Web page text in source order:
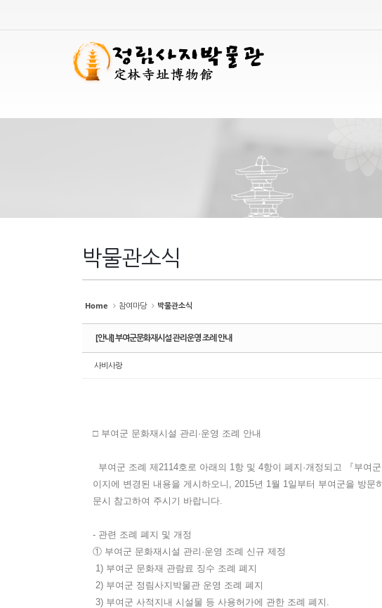
박물관소식
Home 참여마당 박물관소식
[안내] 부여군문화재시설 관리운영 조례 안내
사비사랑
□ 부여군 문화재시설 관리·운영 조례 안내
부여군 조례 제2114호로 아래의 1항 및 4항이 폐지·개정되고 『부여
이지에 변경된 내용을 게시하오니, 2015년 1월 1일부터 부여군을 방
문시 참고하여 주시기 바랍니다.
- 관련 조례 폐지 및 개정
① 부여군 문화재시설 관리·운영 조례 신규 제정
1) 부여군 문화재 관람료 징수 조례 폐지
2) 부여군 정림사지박물관 운영 조례 폐지
3) 부여군 사적지내 시설물 등 사용허가에 관한 조례 폐지.
스케치북5
Sketchbook5,
스케치북5
스케치북5
Sketchbook5,
스케치북5